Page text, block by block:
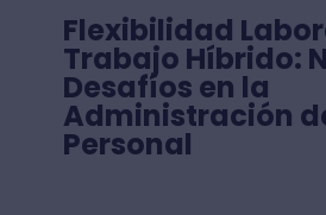
Flexibilidad
Trabajo Híbrido:
Desafíos en la
Administración
Personal